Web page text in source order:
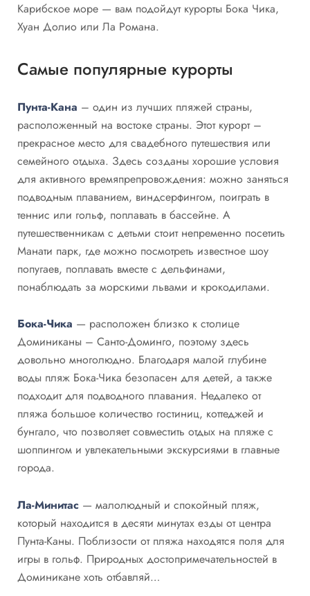
Карибское море — вам подойдут курорты Бока Чика,
Хуан Долио или Ла Романа.
Самые популярные курорты
Пунта-Кана – один из лучших пляжей страны,
расположенный на востоке страны. Этот курорт –
прекрасное место для свадебного путешествия или
семейного отдыха. Здесь созданы хорошие условия
для активного времяпрепровождения: можно заняться
подводным плаванием, виндсерфингом, поиграть в
теннис или гольф, поплавать в бассейне. А
путешественникам с детьми стоит непременно посетить
Манати парк, где можно посмотреть известное шоу
попугаев, поплавать вместе с дельфинами,
понаблюдать за морскими львами и крокодилами.
Бока-Чика — расположен близко к столице
Доминиканы – Санто-Доминго, поэтому здесь
довольно многолюдно. Благодаря малой глубине
воды пляж Бока-Чика безопасен для детей, а также
подходит для подводного плавания. Недалеко от
пляжа большое количество гостиниц, коттеджей и
бунгало, что позволяет совместить отдых на пляже с
шоппингом и увлекательными экскурсиями в главные
города.
Ла-Минитас — малолюдный и спокойный пляж,
который находится в десяти минутах езды от центра
Пунта-Каны. Поблизости от пляжа находятся поля для
игры в гольф. Природных достопримечательностей в
Доминикане хоть отбавляй…